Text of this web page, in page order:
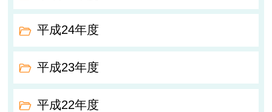
平成24年度
平成23年度
平成22年度